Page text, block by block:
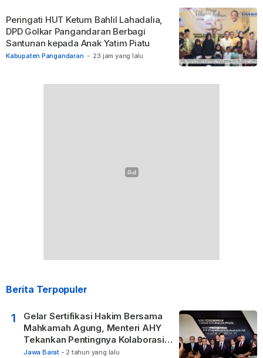
Kabupaten Pangandaran - 23 jam yang lalu
Peringati HUT Ketum Bahlil Lahadalia,
DPD Golkar Pangandaran Berbagi
Santunan kepada Anak Yatim Piatu
Berita Terpopuler
1
Gelar Sertifikasi Hakim Bersama
Mahkamah Agung, Menteri AHY
Tekankan Pentingnya Kolaborasi
untuk Hadirkan Keadilan bagi
Jawa Barat - 2 tahun yang lalu